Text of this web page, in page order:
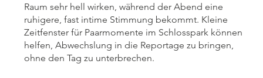
Raum sehr hell wirken, während der Abend eine
ruhigere, fast intime Stimmung bekommt. Kleine
Zeitfenster für Paarmomente im Schlosspark können
helfen, Abwechslung in die Reportage zu bringen,
ohne den Tag zu unterbrechen.